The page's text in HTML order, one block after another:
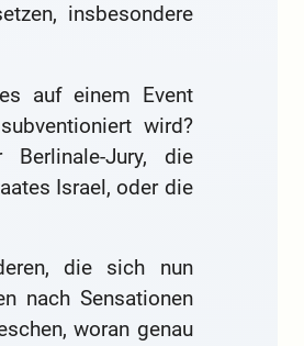
insbesondere
auf einem Event
wird?
Jury, die
Israel, oder die
die sich nun
nach Sensationen
woran genau